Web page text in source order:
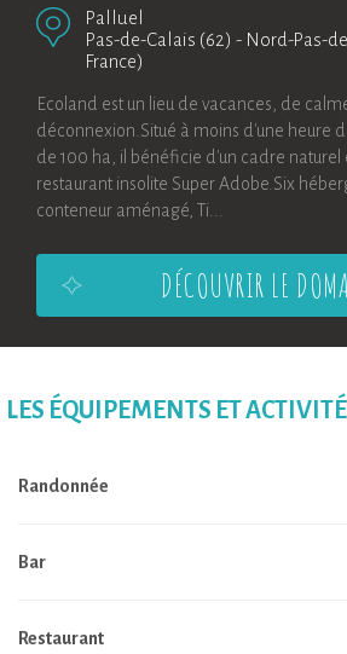
Palluel
Pas-de-Calais (62) - Nord-Pas-
France)
Ecoland est un lieu de vacances, de
déconnexion.Situé à moins d'une heure
de 100 ha, il bénéficie d'un cadre naturel
restaurant insolite Super Adobe.Six
conteneur aménagé, Ti...
DÉCOUVRIR LE
LES ÉQUIPEMENTS ET
Randonnée
Bar
Restaurant